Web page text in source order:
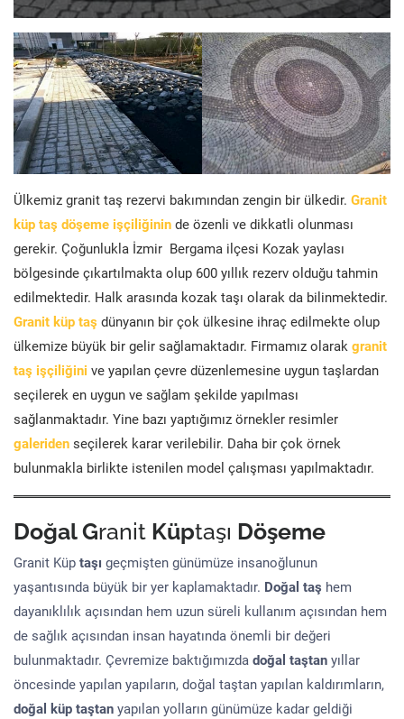
Ülkemiz granit taş rezervi bakımından zengin bir ülkedir. Granit
küp taş döşeme işçiliğinin de özenli ve dikkatli olunması
gerekir. Çoğunlukla İzmir Bergama ilçesi Kozak yaylası
bölgesinde çıkartılmakta olup 600 yıllık rezerv olduğu tahmin
edilmektedir. Halk arasında kozak taşı olarak da bilinmektedir.
Granit küp taş dünyanın bir çok ülkesine ihraç edilmekte olup
ülkemize büyük bir gelir sağlamaktadır. Firmamız olarak granit
taş işçiliğini ve yapılan çevre düzenlemesine uygun taşlardan
seçilerek en uygun ve sağlam şekilde yapılması
sağlanmaktadır. Yine bazı yaptığımız örnekler resimler
galeriden seçilerek karar verilebilir. Daha bir çok örnek
bulunmakla birlikte istenilen model çalışması yapılmaktadır.
Doğal Granit Küptaşı Döşeme
Granit Küp taşı geçmişten günümüze insanoğlunun
yaşantısında büyük bir yer kaplamaktadır. Doğal taş hem
dayanıklılık açısından hem uzun süreli kullanım açısından hem
de sağlık açısından insan hayatında önemli bir değeri
bulunmaktadır. Çevremize baktığımızda doğal taştan yıllar
öncesinde yapılan yapıların, doğal taştan yapılan kaldırımların,
doğal küp taştan yapılan yolların günümüze kadar geldiği